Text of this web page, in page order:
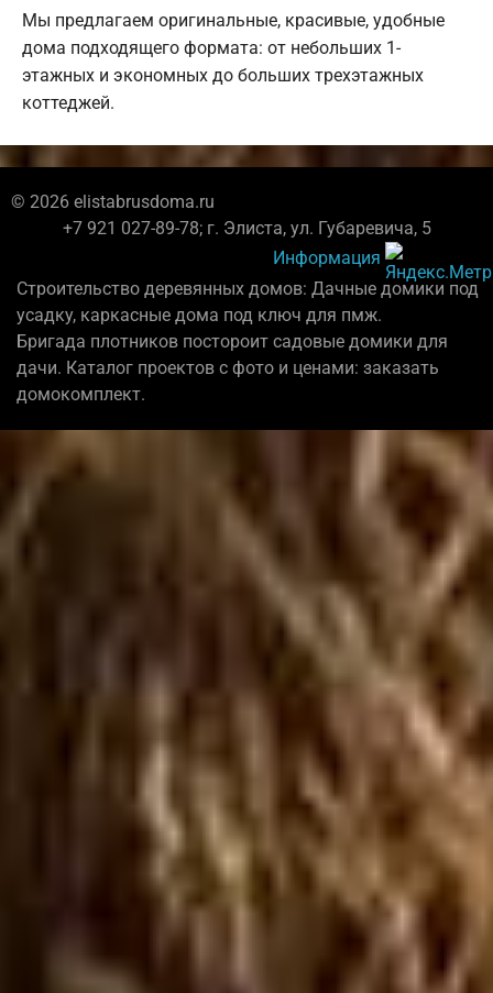
Мы предлагаем оригинальные, красивые, удобные
дома подходящего формата: от небольших 1-
этажных и экономных до больших трехэтажных
коттеджей.
© 2026 elistabrusdoma.ru
+7 921 027-89-78; г. Элиста, ул. Губаревича, 5
Информация
Строительство деревянных домов: Дачные домики под
усадку, каркасные дома под ключ для пмж.
Бригада плотников постороит садовые домики для
дачи. Каталог проектов с фото и ценами: заказать
домокомплект.